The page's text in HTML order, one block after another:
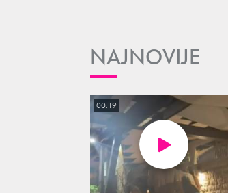
NAJNOVIJE
00:19